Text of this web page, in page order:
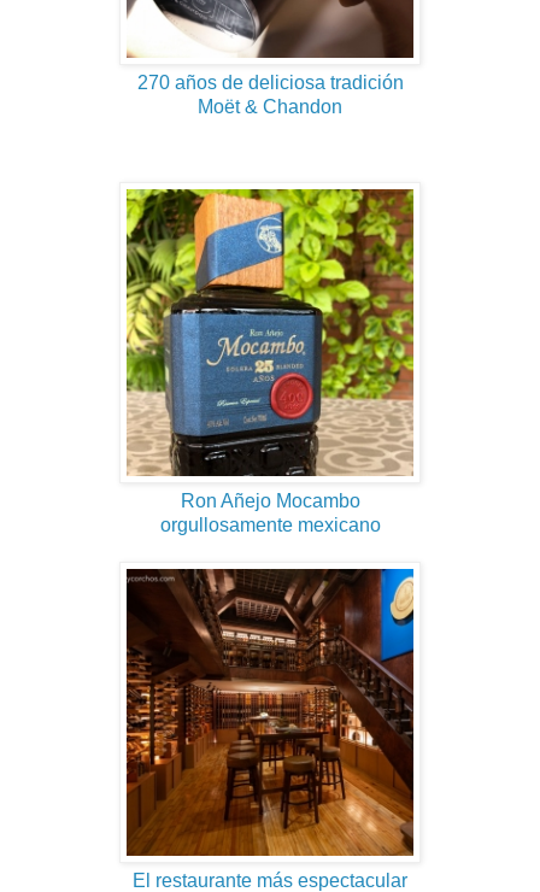
270 años de deliciosa tradición
Moët & Chandon
Ron Añejo Mocambo
orgullosamente mexicano
El restaurante más espectacular